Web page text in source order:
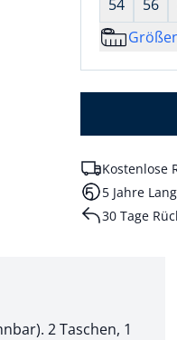
54
56
Kostenlose
5 Jahre
30 Tage
2 Taschen, 1